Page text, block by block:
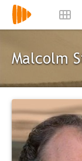
Malcolm